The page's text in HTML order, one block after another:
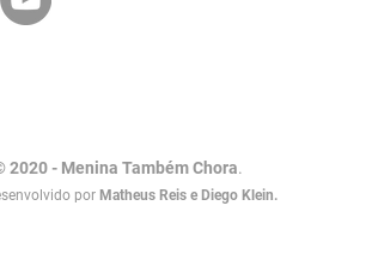
2020 - Menina Também Chora.
por Matheus Reis e Diego Klein.